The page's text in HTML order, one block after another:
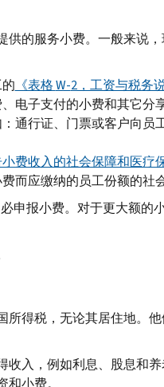
的服务小费。一般来说
《表格W-2，工资与税务
电子支付的小费和其它分
通行证、门票或客户向员
小费收入的社会保障和医疗
而应缴纳的员工份额的社
申报小费。对于更大额的
得税，无论其居住地。
入，例如利息、股息和
小费。